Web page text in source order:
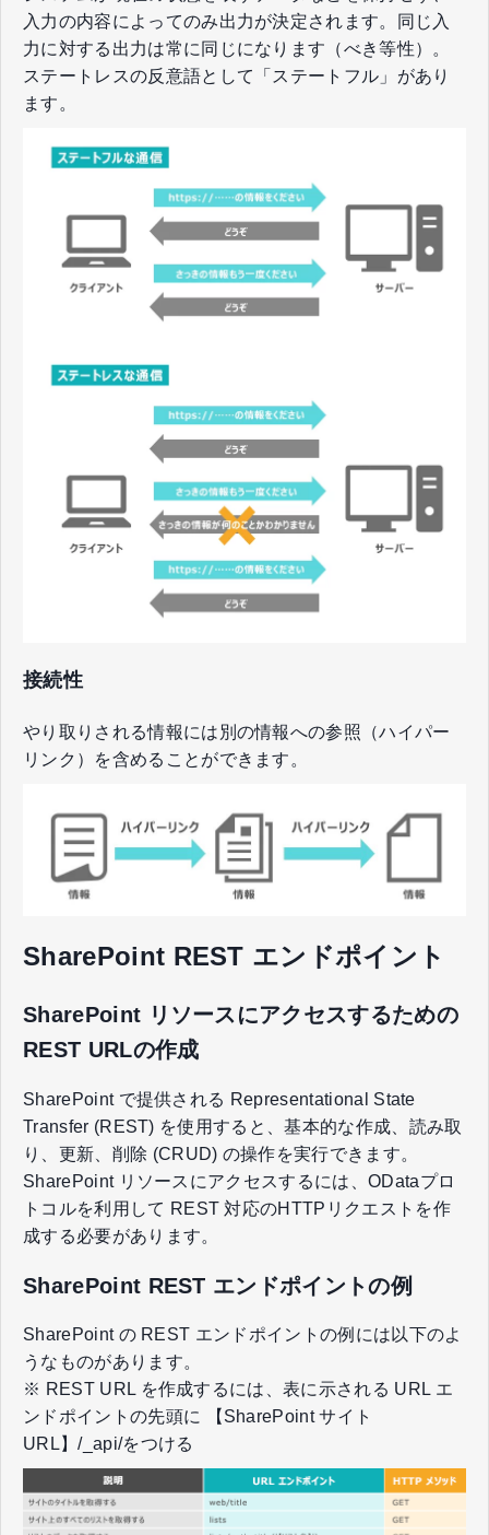
入力の内容によってのみ出力が決定されます。同じ入
力に対する出力は常に同じになります（べき等性）。
ステートレスの反意語として「ステートフル」があり
ます。
接続性
やり取りされる情報には別の情報への参照（ハイパー
リンク）を含めることができます。
SharePoint REST エンドポイント
SharePoint リソースにアクセスするための
REST URLの作成
SharePoint で提供される Representational State
Transfer (REST) を使用すると、基本的な作成、読み取
り、更新、削除 (CRUD) の操作を実行できます。
SharePoint リソースにアクセスするには、ODataプロ
トコルを利用して REST 対応のHTTPリクエストを作
成する必要があります。
SharePoint REST エンドポイントの例
SharePoint の REST エンドポイントの例には以下のよ
うなものがあります。
※ REST URL を作成するには、表に示される URL エ
ンドポイントの先頭に 【SharePoint サイト
URL】/_api/をつける